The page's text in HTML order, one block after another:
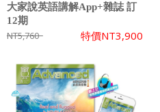
大家說英語講解App+雜誌 訂
12期
NT5,760 特價NT3,900